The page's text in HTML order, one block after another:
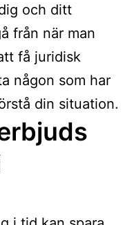
och ditt
från när man
få juridisk
någon som har
din situation.